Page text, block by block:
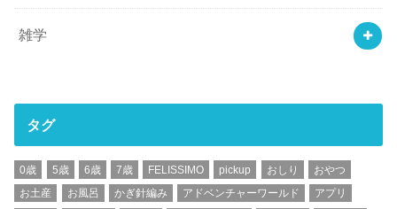
雑学
タグ
0歳 5歳 6歳 7歳 FELISSIMO pickup おしり
おやつ
お土産
お風呂 かぎ針編み アドベンチャーワールド
アプリ